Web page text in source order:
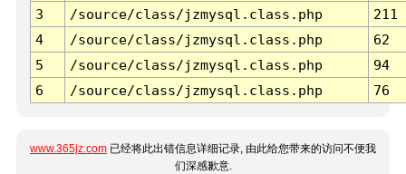
3 /source/class/jzmysql.class.php
211
4
/source/class/jzmysql.class.php
62
5
/source/class/jzmysql.class.php
94
6
/source/class/jzmysql.class.php 76
www.365jz.com 已经将此出错信息详细记录, 由此给您带来的访问不便我
们深感歉意.